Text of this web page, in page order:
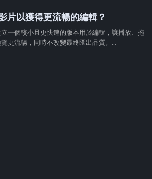
片以獲得更流暢的編輯？
一個較小且更快速的版本用於編輯，讓播放、拖
更流暢，同時不改變最終匯出品質。...